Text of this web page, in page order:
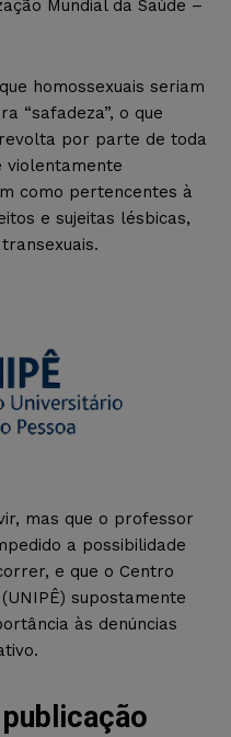
Mundial da Saúde –
homossexuais seriam
“safadeza”, o que
por parte de toda
violentamente
como pertencentes à
e sujeitas lésbicas,
mas que o professor
a possibilidade
e que o Centro
supostamente
às denúncias